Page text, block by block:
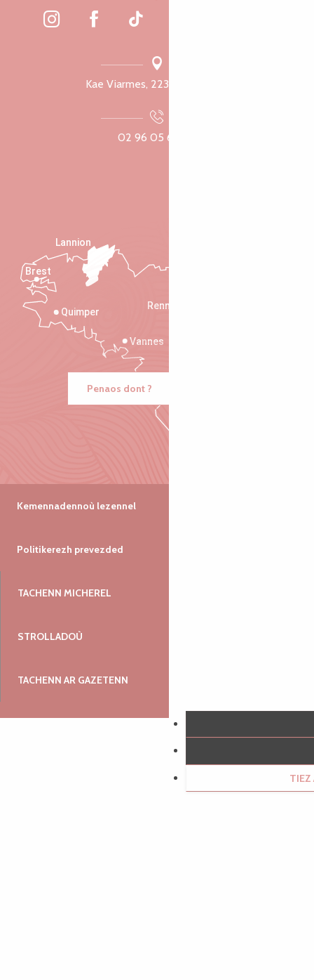
Kae Viarmes, 22300 Lannuon
02 96 05 60 70
Rennes
Vannes
Quimper
Lannion
Brest
Penaos dont ?
Kemennadennoù lezennel
Politikerezh prevezded
TACHENN MICHEREL
STROLLADOÙ
TACHENN AR GAZETENN